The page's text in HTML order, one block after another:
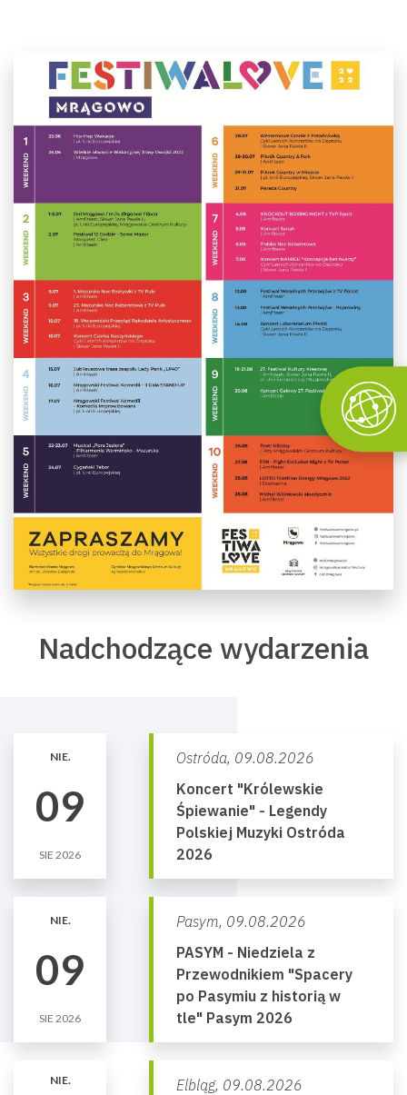
Nadchodzące wydarzenia
NIE.
09
SIE 2026
Ostróda, 09.08.2026
Koncert "Królewskie
Śpiewanie" - Legendy
Polskiej Muzyki Ostróda
2026
NIE.
09
SIE 2026
Pasym, 09.08.2026
PASYM - Niedziela z
Przewodnikiem "Spacery
po Pasymiu z historią w
tle" Pasym 2026
NIE. Elbląg, 09.08.2026